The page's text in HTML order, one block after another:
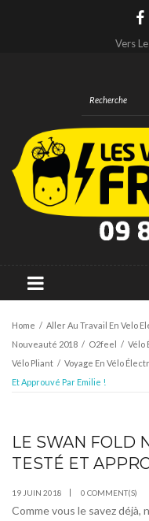
Vers
Home / Aller Au Travail En Velo
Nouveauté 2018 / O2feel / Vélo
Vélo Pliant / Voyage En Vélo
Et Approuvé Par Emilie !
JUIN
19
LE SWAN FOLD
TESTÉ ET
19 JUIN 2018 0 COMMENT(S)
Comme vous le savez déjà,